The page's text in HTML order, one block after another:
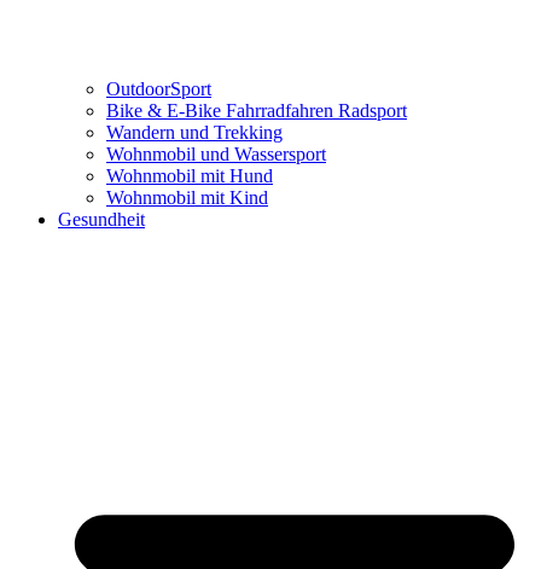
OutdoorSport
Bike & E-Bike Fahrradfahren Radsport
Wandern und Trekking
Wohnmobil und Wassersport
Wohnmobil mit Hund
Wohnmobil mit Kind
Gesundheit